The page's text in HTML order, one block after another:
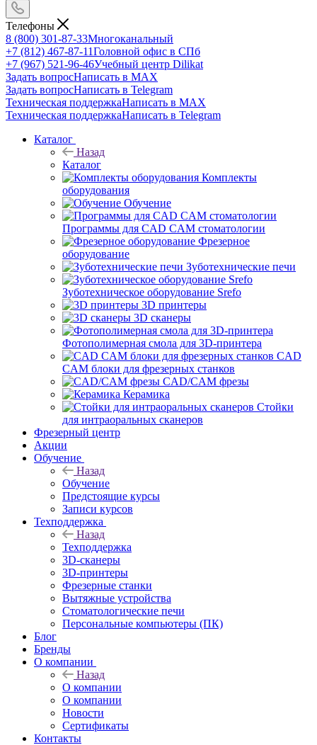
Телефоны
8 (800) 301-87-33Многоканальный
+7 (812) 467-87-11Головной офис в СПб
+7 (967) 521-96-46Учебный центр Dilikat
Задать вопросНаписать в MAX
Задать вопросНаписать в Telegram
Техническая поддержкаНаписать в MAX
Техническая поддержкаНаписать в Telegram
Каталог
Назад
Каталог
Комплекты
оборудования
Обучение
Программы для CAD CAM стоматологии
Фрезерное
оборудование
Зуботехнические печи
Зуботехническое оборудование Srefo
3D принтеры
3D сканеры
Фотополимерная смола для 3D-принтера
CAD
CAM блоки для фрезерных станков
CAD/CAM фрезы
Керамика
Стойки
для интраоральных сканеров
Фрезерный центр
Акции
Обучение
Назад
Обучение
Предстоящие курсы
Записи курсов
Техподдержка
Назад
Техподдержка
3D-сканеры
3D-принтеры
Фрезерные станки
Вытяжные устройства
Стоматологические печи
Персональные компьютеры (ПК)
Блог
Бренды
О компании
Назад
О компании
О компании
Новости
Сертификаты
Контакты